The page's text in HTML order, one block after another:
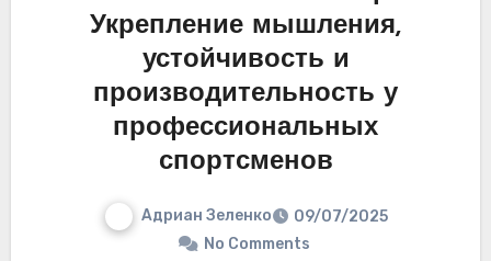
Укрепление мышления,
устойчивость и
производительность у
профессиональных
спортсменов
Адриан Зеленко
09/07/2025
No Comments